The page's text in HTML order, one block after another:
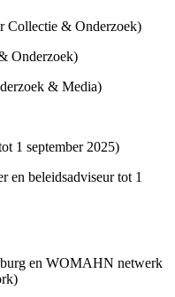
Collectie & Onderzoek)
Onderzoek)
& Media)
1 september 2025)
en beleidsadviseur tot 1
en WOMAHN netwerk